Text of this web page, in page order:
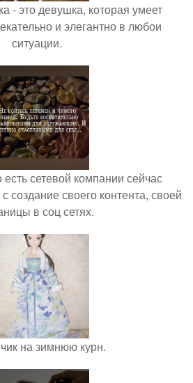
- это девушка, которая умеет
и элегантно в любои
ситуации.
есть сетевой компании сейчас
создание своего контента, своей
в соц сетях.
на зимнюю курн.